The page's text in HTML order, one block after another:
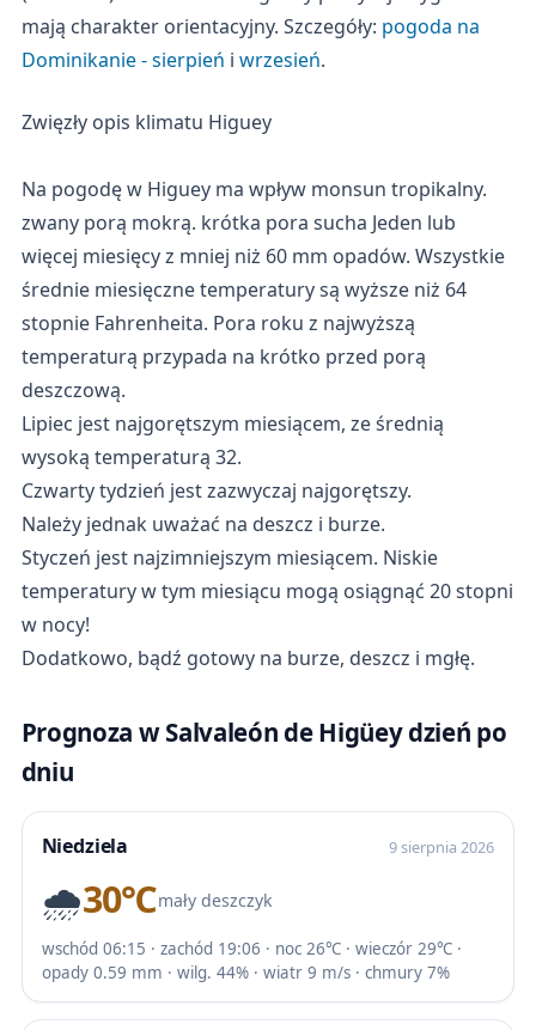
mają charakter orientacyjny. Szczegóły: pogoda na
Dominikanie - sierpień i wrzesień.
Zwięzły opis klimatu Higuey
Na pogodę w Higuey ma wpływ monsun tropikalny.
zwany porą mokrą. krótka pora sucha Jeden lub
więcej miesięcy z mniej niż 60 mm opadów. Wszystkie
średnie miesięczne temperatury są wyższe niż 64
stopnie Fahrenheita. Pora roku z najwyższą
temperaturą przypada na krótko przed porą
deszczową.
Lipiec jest najgorętszym miesiącem, ze średnią
wysoką temperaturą 32.
Czwarty tydzień jest zazwyczaj najgorętszy.
Należy jednak uważać na deszcz i burze.
Styczeń jest najzimniejszym miesiącem. Niskie
temperatury w tym miesiącu mogą osiągnąć 20 stopni
w nocy!
Dodatkowo, bądź gotowy na burze, deszcz i mgłę.
Prognoza w Salvaleón de Higüey dzień po
dniu
Niedziela 9 sierpnia 2026
🌧️30℃mały deszczyk
wschód 06:15 · zachód 19:06 · noc 26℃ · wieczór 29℃ ·
opady 0.59 mm · wilg. 44% · wiatr 9 m/s · chmury 7%